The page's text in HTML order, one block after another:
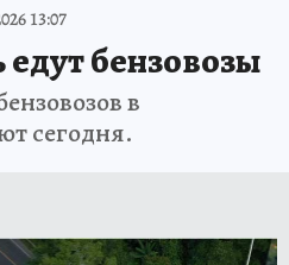
13:07
бензовозы
в
сегодня.